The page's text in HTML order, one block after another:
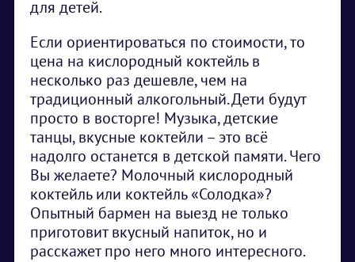
для детей.
Если ориентироваться по стоимости, то
цена на кислородный коктейль в
несколько раз дешевле, чем на
традиционный алкогольный. Дети будут
просто в восторге! Музыка, детские
танцы, вкусные коктейли – это всё
надолго останется в детской памяти. Чего
Вы желаете? Молочный кислородный
коктейль или коктейль «Солодка»?
Опытный бармен на выезд не только
приготовит вкусный напиток, но и
расскажет про него много интересного.